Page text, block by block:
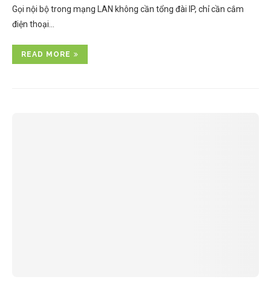
Gọi nội bộ trong mạng LAN không cần tổng đài IP, chỉ cần cắm
điện thoại…
READ MORE